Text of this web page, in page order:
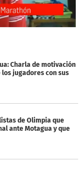
Charla de motivación
los jugadores con sus
de Olimpia que
ante Motagua y que